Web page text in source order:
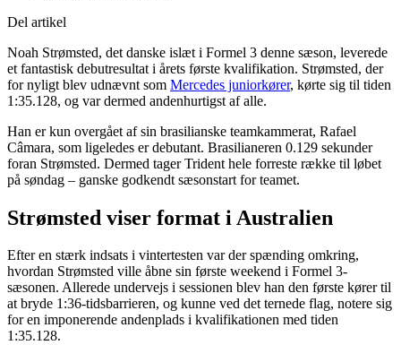
Del artikel
Noah Strømsted, det danske islæt i Formel 3 denne sæson, leverede
et fantastisk debutresultat i årets første kvalifikation. Strømsted, der
for nyligt blev udnævnt som Mercedes juniorkører, kørte sig til tiden
1:35.128, og var dermed andenhurtigst af alle.
Han er kun overgået af sin brasilianske teamkammerat, Rafael
Câmara, som ligeledes er debutant. Brasilianeren 0.129 sekunder
foran Strømsted. Dermed tager Trident hele forreste række til løbet
på søndag – ganske godkendt sæsonstart for teamet.
Strømsted viser format i Australien
Efter en stærk indsats i vintertesten var der spænding omkring,
hvordan Strømsted ville åbne sin første weekend i Formel 3-
sæsonen. Allerede undervejs i sessionen blev han den første kører til
at bryde 1:36-tidsbarrieren, og kunne ved det ternede flag, notere sig
for en imponerende andenplads i kvalifikationen med tiden
1:35.128.